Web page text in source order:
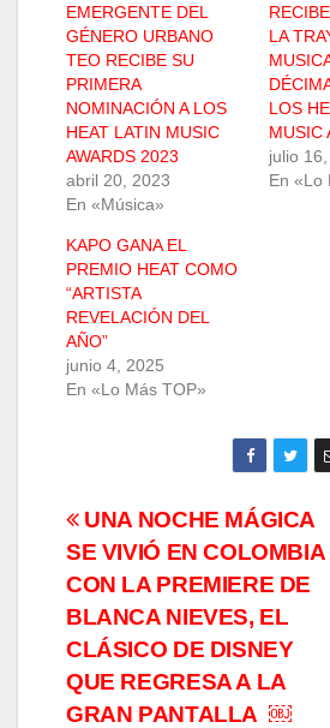
EMERGENTE DEL
GÉNERO URBANO
TEO RECIBE SU
PRIMERA
NOMINACIÓN A LOS
HEAT LATIN MUSIC
AWARDS 2023
abril 20, 2023
En «Música»
LA
LOS
MUSIC
julio
En «Lo
KAPO GANA EL
PREMIO HEAT COMO
“ARTISTA
REVELACIÓN DEL
AÑO”
junio 4, 2025
En «Lo Más TOP»
Navegación
de
entradas
UNA NOCHE MÁGICA
SE VIVIÓ EN COLOMBIA
CON LA PREMIERE DE
BLANCA NIEVES, EL
CLÁSICO DE DISNEY
QUE REGRESA A LA
GRAN PANTALLA ￼